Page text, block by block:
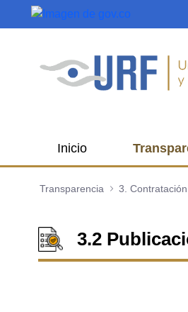
Saltar al contenido principal
Inicio
Transparencia 3. Contratación
3.2